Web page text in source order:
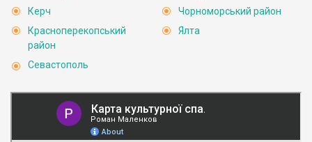
Керч
Красноперекопський
район
Севастополь
Чорноморський район
Ялта